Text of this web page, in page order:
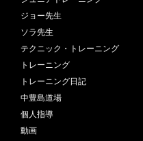
ジョー先生
ソラ先生
テクニック・トレーニング
トレーニング
トレーニング日記
中豊島道場
個人指導
動画